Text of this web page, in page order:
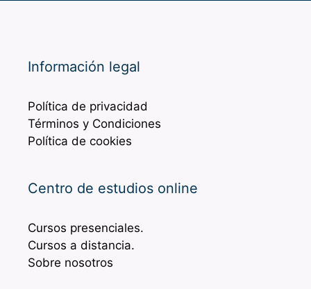
Información legal
Política de privacidad
Términos y Condiciones
Política de cookies
Centro de estudios online
Cursos presenciales.
Cursos a distancia.
Sobre nosotros